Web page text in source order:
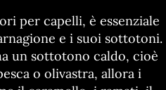
per capelli, è essenziale
e i suoi sottotoni.
un sottotono caldo, cioè
o olivastra, allora i